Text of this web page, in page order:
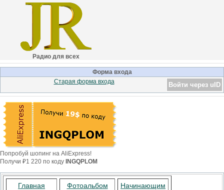
Радио для всех
Форма входа
Войти через uID
Старая форма входа
Попробуй шопинг на AliExpress!
Получи ₽1 220 по коду INGQPLOM
Главная Фотоальбом Начинающим